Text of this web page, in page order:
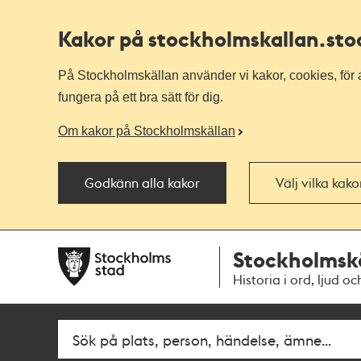
Kakor på stockholmskallan
På Stockholmskällan använder vi kakor, cookies,
fungera på ett bra sätt för dig.
Om kakor på Stockholmskällan
Godkänn alla kakor Välj vilka
navigationen
huvudinnehållet
Historia i ord, ljud
Fritextsök